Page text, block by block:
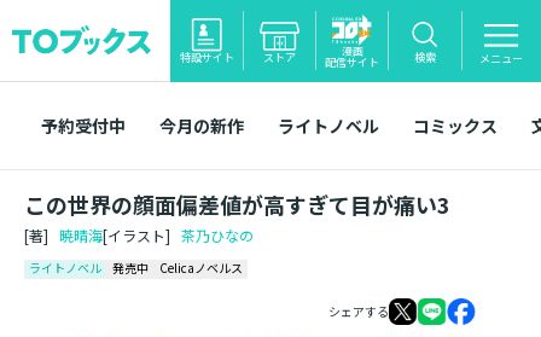
特設サイト ストア 漫画
配信サイト 検索 メニュー
予約受付中 今月の新作 ライトノベル コミックス
この世界の顔面偏差値が高すぎて目が痛い3
[著] 暁晴海[イラスト] 茶乃ひなの
ライトノベル 発売中 Celicaノベルス
シェアする